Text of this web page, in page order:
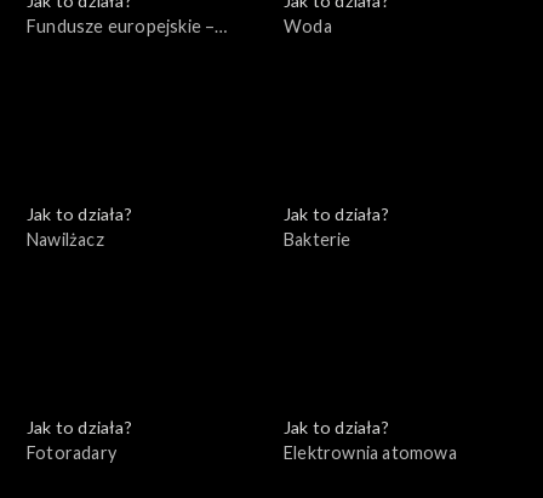
Fundusze europejskie –
Woda
Jak to działa?
Nawilżacz
Jak to działa?
Bakterie
Jak to działa?
Fotoradary
Jak to działa?
Elektrownia atomowa